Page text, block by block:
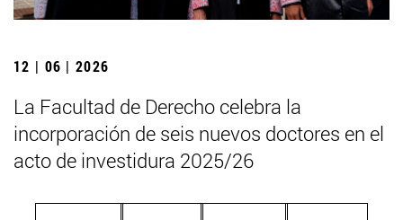
12 | 06 | 2026
La Facultad de Derecho celebra la
incorporación de seis nuevos doctores en el
acto de investidura 2025/26